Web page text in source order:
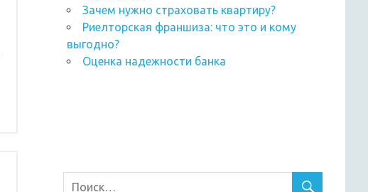
Зачем нужно страховать квартиру?
Риелторская франшиза: что это и кому
выгодно?
Оценка надежности банка